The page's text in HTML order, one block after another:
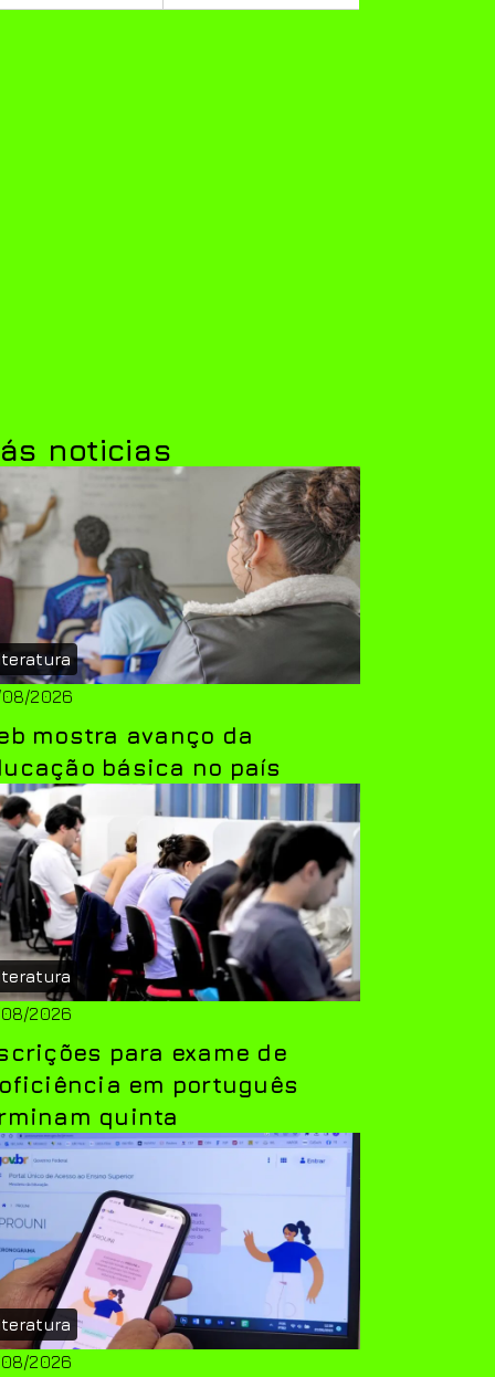
noticias
2026
mostra avanço da
básica no país
2026
para exame de
em português
quinta
2026